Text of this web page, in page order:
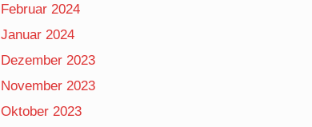
Februar 2024
Januar 2024
Dezember 2023
November 2023
Oktober 2023